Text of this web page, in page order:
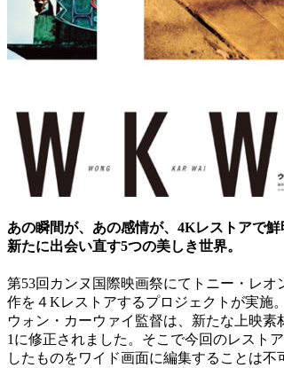
あの瞬間が、あの感情が、4Kレストアで鮮
新たに出会い直す5つの美しき世界。
第53回カンヌ国際映画祭にてトニー・レ
作を４Kレストアするプロジェクトが実施
ウォン・カーウァイ監督は、新たな上映
1に修正されました。そこで今回のレスト
したものをワイド画面に編集することは